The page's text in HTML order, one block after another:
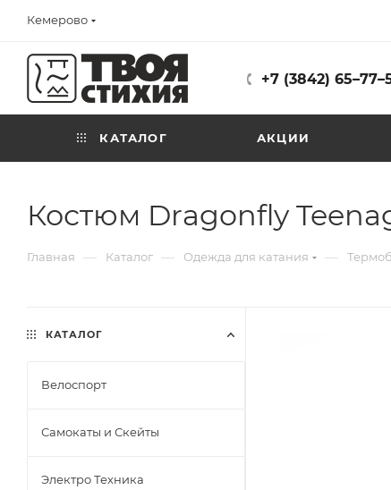
Кемерово
+7 (3842)
КАТАЛОГ АКЦИИ
Костюм Dragonfly
Главная — Каталог — Одежда для катания —
КАТАЛОГ
Велоспорт
Самокаты и Скейты
Электро Техника